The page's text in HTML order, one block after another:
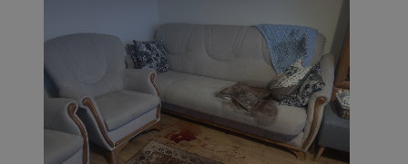
CookieScriptConsent
CookieScript
sosnowiecki.pl
4 tygodnie 2